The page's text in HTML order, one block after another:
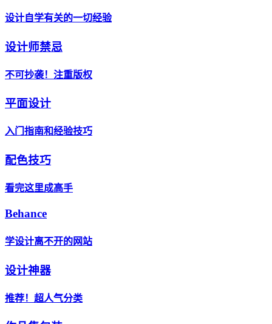
设计自学有关的一切经验
设计师禁忌
不可抄袭！注重版权
平面设计
入门指南和经验技巧
配色技巧
看完这里成高手
Behance
学设计离不开的网站
设计神器
推荐！超人气分类